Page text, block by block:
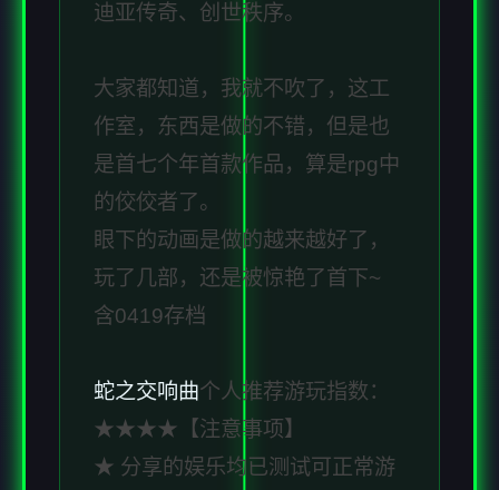
迪亚传奇、创世秩序。
大家都知道，我就不吹了，这工
作室，东西是做的不错，但是也
是首七个年首款作品，算是rpg中
的佼佼者了。
眼下的动画是做的越来越好了，
玩了几部，还是被惊艳了首下~
含0419存档
蛇之交响曲个人推荐游玩指数：
★★★★【注意事项】
★ 分享的娱乐均已测试可正常游